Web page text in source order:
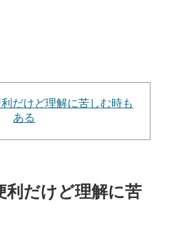
利だけど理解に苦